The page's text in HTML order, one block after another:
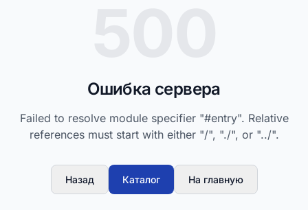
Ошибка сервера
Failed to resolve module specifier "#entry". Relative
references must start with either "/", "./", or "../".
Назад Каталог На главную